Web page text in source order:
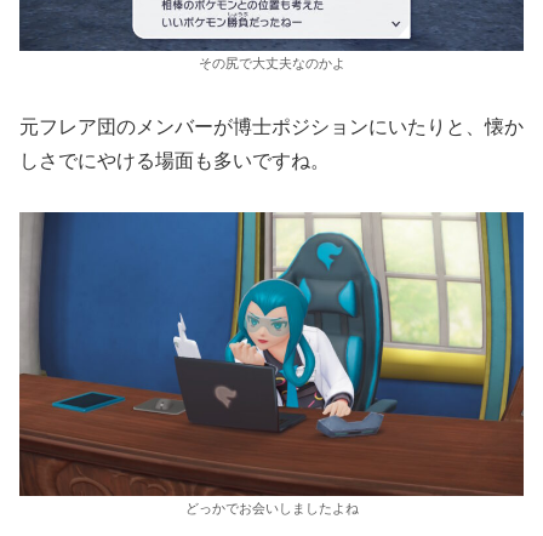
その尻で大丈夫なのかよ
元フレア団のメンバーが博士ポジションにいたりと、懐か
しさでにやける場面も多いですね。
どっかでお会いしましたよね